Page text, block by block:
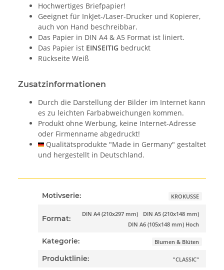
Hochwertiges Briefpapier!
Geeignet für InkJet-/Laser-Drucker und Kopierer,
auch von Hand beschreibbar.
Das Papier in DIN A4 & A5 Format ist liniert.
Das Papier ist EINSEITIG bedruckt
Rückseite Weiß
Zusatzinformationen
Durch die Darstellung der Bilder im Internet kann
es zu leichten Farbabweichungen kommen.
Produkt ohne Werbung, keine Internet-Adresse
oder Firmenname abgedruckt!
Qualitätsprodukte "Made in Germany" gestaltet
und hergestellt in Deutschland.
Motivserie: KROKUSSE
Format: DIN A4 (210x297 mm)
DIN A5 (210x148 mm)
DIN A6 (105x148 mm) Hoch
Kategorie: Blumen & Blüten
Produktlinie: "CLASSIC"